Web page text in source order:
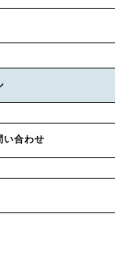
い合わせ